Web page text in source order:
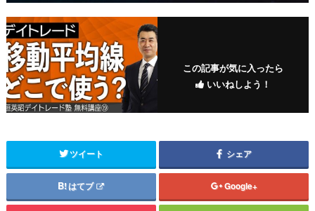
この記事が気に入ったら
いいねしよう！
ツイート シェア
はてブ Google+